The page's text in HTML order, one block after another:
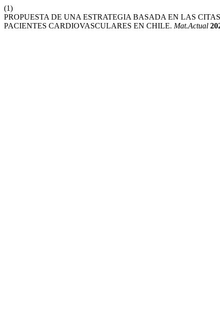
(1)
PROPUESTA DE UNA ESTRATEGIA BASADA EN LAS
PACIENTES CARDIOVASCULARES EN CHILE. Mat.Actual